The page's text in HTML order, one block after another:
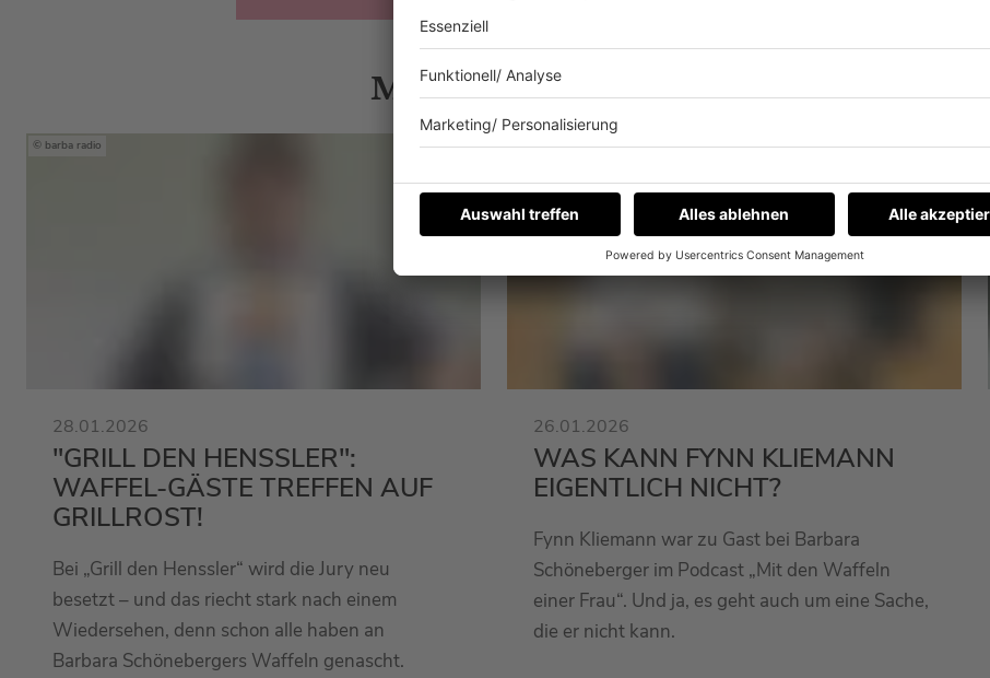
Mehr News zu Barbara Schönebergers
barba radio
28.01.2026
"GRILL DEN HENSSLER":
WAFFEL-GÄSTE TREFFEN AUF
GRILLROST!
Bei „Grill den Henssler“ wird die Jury neu
besetzt – und das riecht stark nach einem
Wiedersehen, denn schon alle haben an
Barbara Schönebergers Waffeln genascht.
Mit den Waffeln einer Frau
26.01.2026
WAS KANN FYNN KLIEMANN
EIGENTLICH NICHT?
Fynn Kliemann war zu Gast bei Barbara
Schöneberger im Podcast „Mit den Waffeln
einer Frau“. Und ja, es geht auch um eine Sache,
die er nicht kann.